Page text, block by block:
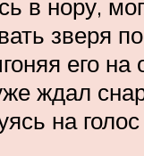
в нору,
зверя
его на
ждал
на